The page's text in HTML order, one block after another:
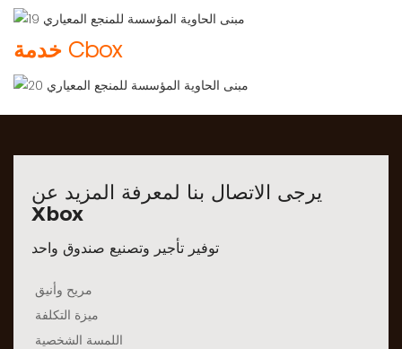
خدمة Cbox
يرجى الاتصال بنا لمعرفة المزيد عن
Xbox
توفير تأجير وتصنيع صندوق واحد
مريح وأنيق
ميزة التكلفة
اللمسة الشخصية